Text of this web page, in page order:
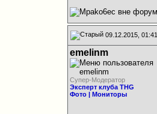
09.12.2015, 01:41
emelinm
Супер-Модератор
Эксперт клуба THG
Фото | Мониторы